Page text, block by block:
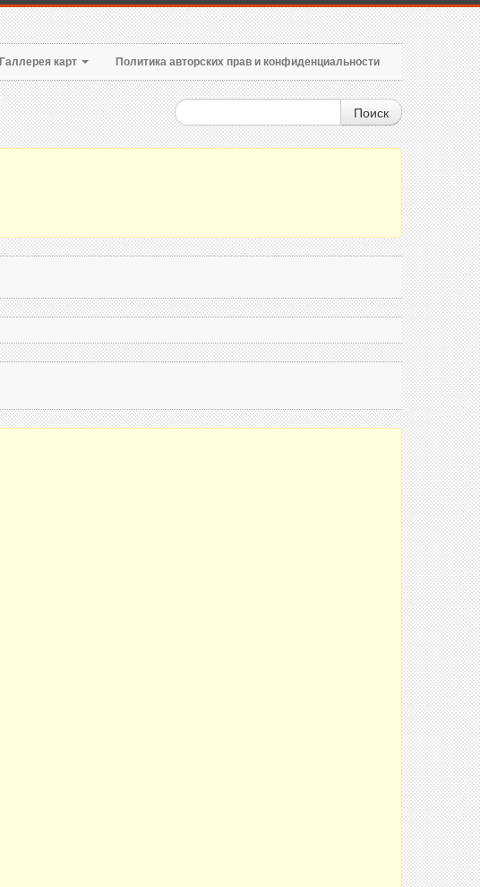
Галлерея карт Политика авторских прав и конфиденциальности
Поиск